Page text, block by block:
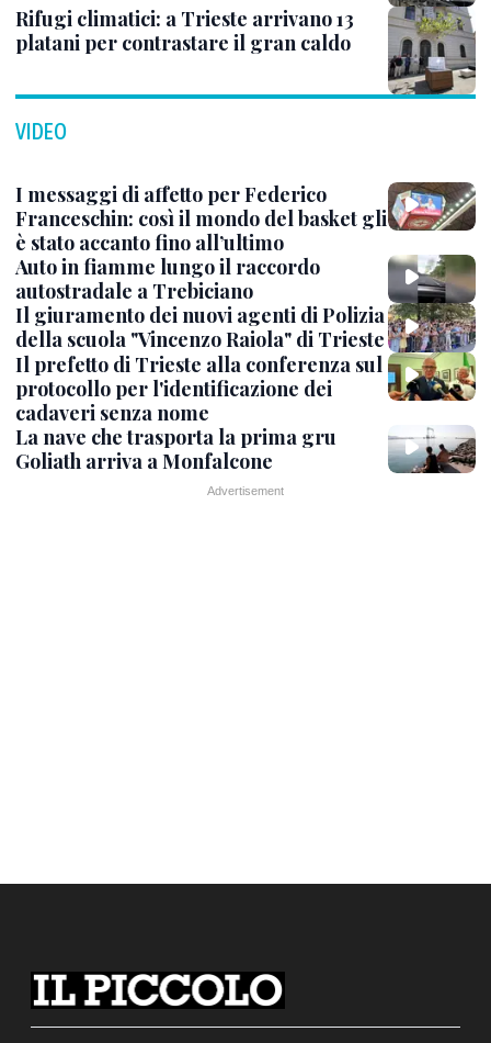
Rifugi climatici: a Trieste arrivano 13
platani per contrastare il gran caldo
VIDEO
I messaggi di affetto per Federico
Franceschin: così il mondo del basket gli
è stato accanto fino all’ultimo
Auto in fiamme lungo il raccordo
autostradale a Trebiciano
Il giuramento dei nuovi agenti di Polizia
della scuola "Vincenzo Raiola" di Trieste
Il prefetto di Trieste alla conferenza sul
protocollo per l'identificazione dei
cadaveri senza nome
La nave che trasporta la prima gru
Goliath arriva a Monfalcone